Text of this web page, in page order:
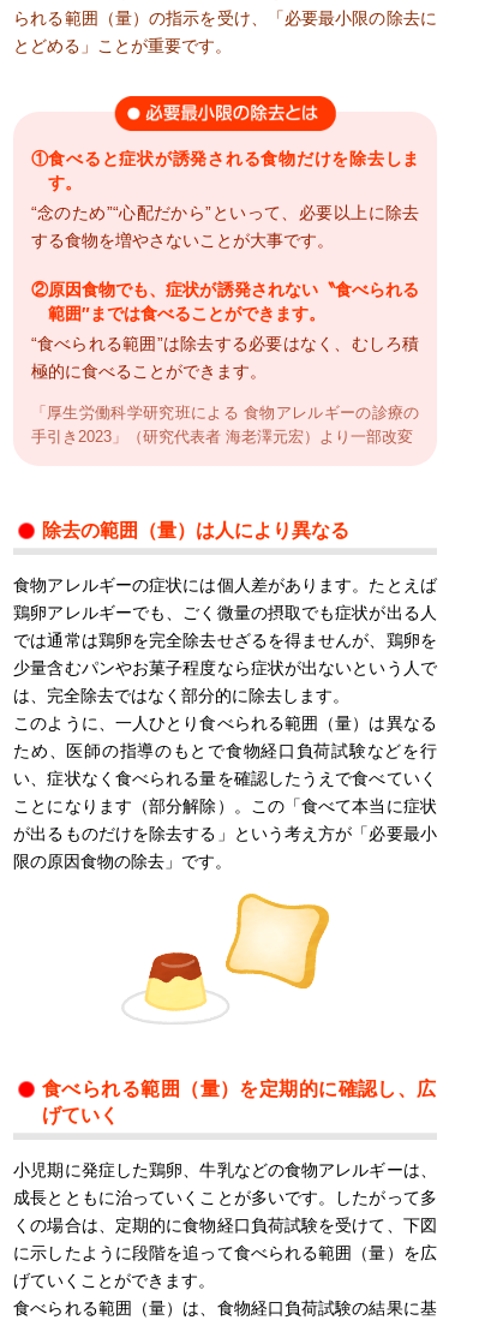
られる範囲（量）の指示を受け、「必要最小限の除去に
とどめる」ことが重要です。
①食べると症状が誘発される食物だけを除去しま
す。
“念のため”“心配だから”といって、必要以上に除去
する食物を増やさないことが大事です。
②原因食物でも、症状が誘発されない〝食べられる
範囲″までは食べることができます。
“食べられる範囲”は除去する必要はなく、むしろ積
極的に食べることができます。
「厚生労働科学研究班による 食物アレルギーの診療の
手引き2023」（研究代表者 海老澤元宏）より一部改変
除去の範囲（量）は人により異なる
食物アレルギーの症状には個人差があります。たとえば
鶏卵アレルギーでも、ごく微量の摂取でも症状が出る人
では通常は鶏卵を完全除去せざるを得ませんが、鶏卵を
少量含むパンやお菓子程度なら症状が出ないという人で
は、完全除去ではなく部分的に除去します。
このように、一人ひとり食べられる範囲（量）は異なる
ため、医師の指導のもとで食物経口負荷試験などを行
い、症状なく食べられる量を確認したうえで食べていく
ことになります（部分解除）。この「食べて本当に症状
が出るものだけを除去する」という考え方が「必要最小
限の原因食物の除去」です。
食べられる範囲（量）を定期的に確認し、広
げていく
小児期に発症した鶏卵、牛乳などの食物アレルギーは、
成長とともに治っていくことが多いです。したがって多
くの場合は、定期的に食物経口負荷試験を受けて、下図
に示したように段階を追って食べられる範囲（量）を広
げていくことができます。
食べられる範囲（量）は、食物経口負荷試験の結果に基